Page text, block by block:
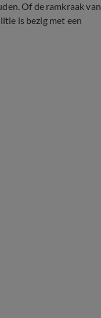
Of de ramkraak van
is bezig met een